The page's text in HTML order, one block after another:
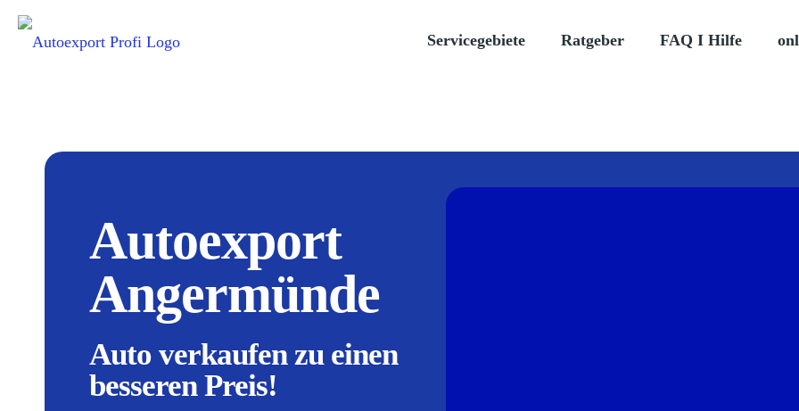
Servicegebiete Ratgeber FAQ I Hilfe
Autoexport
Angermünde
Auto verkaufen zu einen
besseren Preis!